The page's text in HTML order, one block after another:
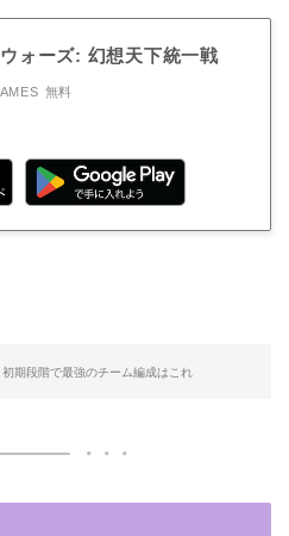
ォーズ: 幻想天下統一戦
無料
初期段階で最強のチーム編成はこれ